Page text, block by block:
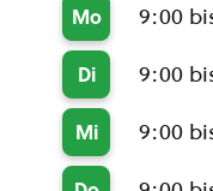
Mo 9:00
Di 9:00
Mi 9:00